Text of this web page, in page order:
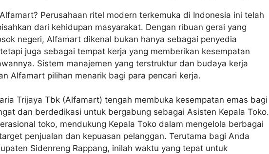
Perusahaan ritel modern terkemuka di Indonesia ini telah
dari kehidupan masyarakat. Dengan ribuan gerai yang
negeri, Alfamart dikenal bukan hanya sebagai penyedia
juga sebagai tempat kerja yang memberikan kesempatan
Sistem manajemen yang terstruktur dan budaya kerja
Alfamart pilihan menarik bagi para pencari kerja.
Trijaya Tbk (Alfamart) tengah membuka kesempatan emas bagi
dan berdedikasi untuk bergabung sebagai Asisten Kepala Toko.
toko, mendukung Kepala Toko dalam mengelola berbagai
penjualan dan kepuasan pelanggan. Terutama bagi Anda
Sidenreng Rappang, inilah waktu yang tepat untuk